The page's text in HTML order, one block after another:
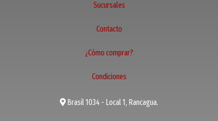
Sucursales
Contacto
¿Cómo comprar?
Condiciones
Brasil 1034 - Local 1, Rancagua.